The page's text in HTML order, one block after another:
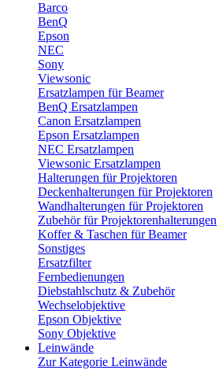
Barco
BenQ
Epson
NEC
Sony
Viewsonic
Ersatzlampen für Beamer
BenQ Ersatzlampen
Canon Ersatzlampen
Epson Ersatzlampen
NEC Ersatzlampen
Viewsonic Ersatzlampen
Halterungen für Projektoren
Deckenhalterungen für Projektoren
Wandhalterungen für Projektoren
Zubehör für Projektorenhalterungen
Koffer & Taschen für Beamer
Sonstiges
Ersatzfilter
Fernbedienungen
Diebstahlschutz & Zubehör
Wechselobjektive
Epson Objektive
Sony Objektive
Leinwände
Zur Kategorie Leinwände